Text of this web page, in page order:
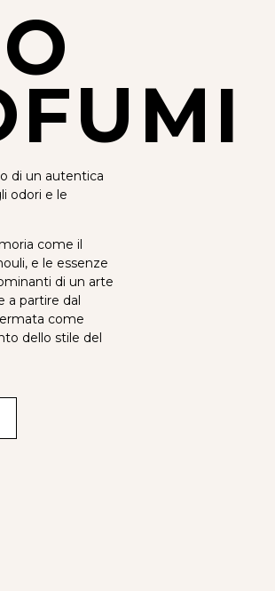
di un autentica
odori e le
come il
e le essenze
di un arte
a partire dal
come
dello stile del